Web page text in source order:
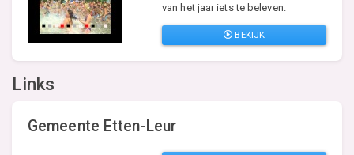
van het jaar iets te beleven.
BEKIJK
Links
Gemeente Etten-Leur